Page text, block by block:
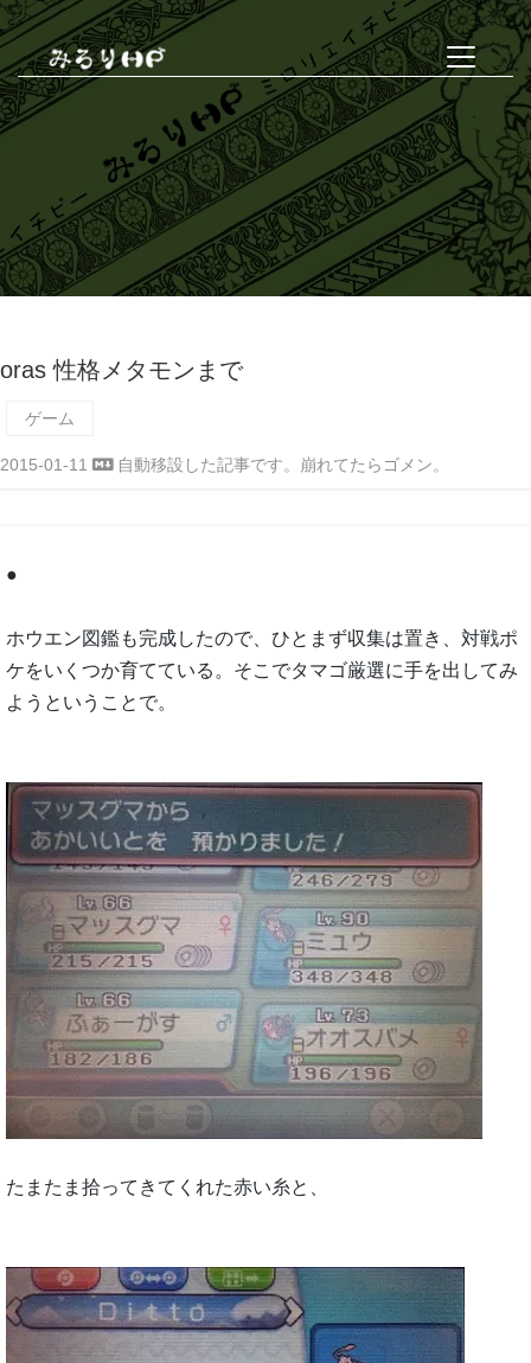
oras 性格メタモンまで
ゲーム
2015-01-11 自動移設した記事です。崩れてたらゴメン。
●
ホウエン図鑑も完成したので、ひとまず収集は置き、対戦ポ
ケをいくつか育てている。そこでタマゴ厳選に手を出してみ
ようということで。
たまたま拾ってきてくれた赤い糸と、